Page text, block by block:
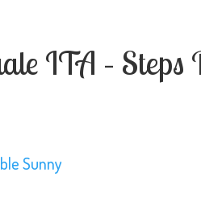
ITA – Steps
Sunny